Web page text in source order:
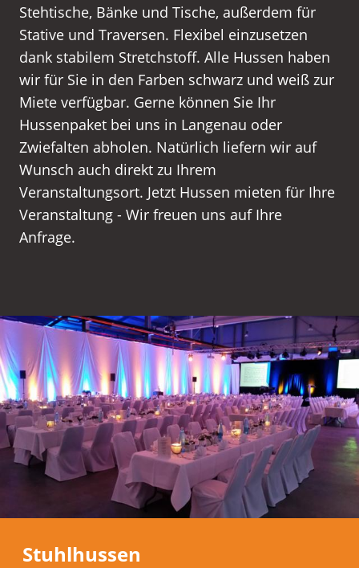
Stehtische, Bänke und Tische, außerdem für
Stative und Traversen. Flexibel einzusetzen
dank stabilem Stretchstoff. Alle Hussen haben
wir für Sie in den Farben schwarz und weiß zur
Miete verfügbar. Gerne können Sie Ihr
Hussenpaket bei uns in Langenau oder
Zwiefalten abholen. Natürlich liefern wir auf
Wunsch auch direkt zu Ihrem
Veranstaltungsort. Jetzt Hussen mieten für Ihre
Veranstaltung - Wir freuen uns auf Ihre
Anfrage.
Stuhlhussen